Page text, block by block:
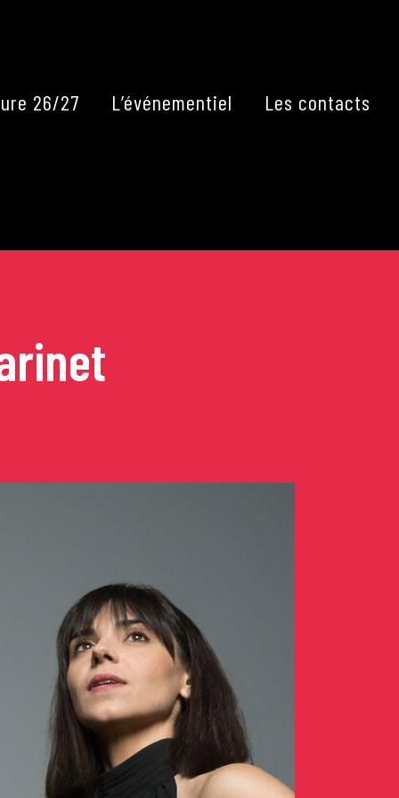
26/27 L’événementiel Les contacts